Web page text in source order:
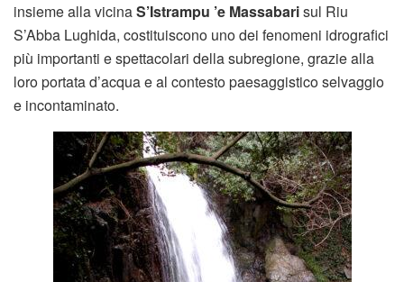
insieme alla vicinaS’Istrampu ’e Massabarisul Riu
S’Abba Lughida, costituiscono uno dei fenomeni idrografici
più importanti e spettacolari della subregione, grazie alla
loro portata d’acqua e al contesto paesaggistico selvaggio
e incontaminato.